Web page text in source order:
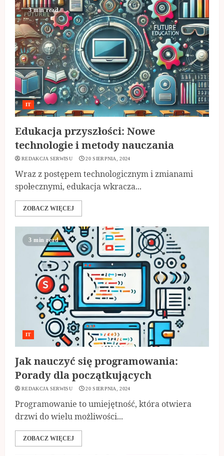
3 min read
IT
Edukacja przyszłości: Nowe
technologie i metody nauczania
REDAKCJA SERWISU 20 SIERPNIA, 2024
Wraz z postępem technologicznym i zmianami
społecznymi, edukacja wkracza...
ZOBACZ WIĘCEJ
3 min read
IT
Jak nauczyć się programowania:
Porady dla początkujących
REDAKCJA SERWISU 20 SIERPNIA, 2024
Programowanie to umiejętność, która otwiera
drzwi do wielu możliwości...
ZOBACZ WIĘCEJ